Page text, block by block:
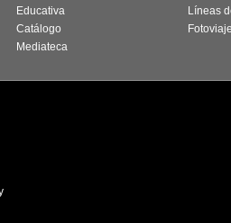
Educativa
Catálogo
Mediateca
Líneas